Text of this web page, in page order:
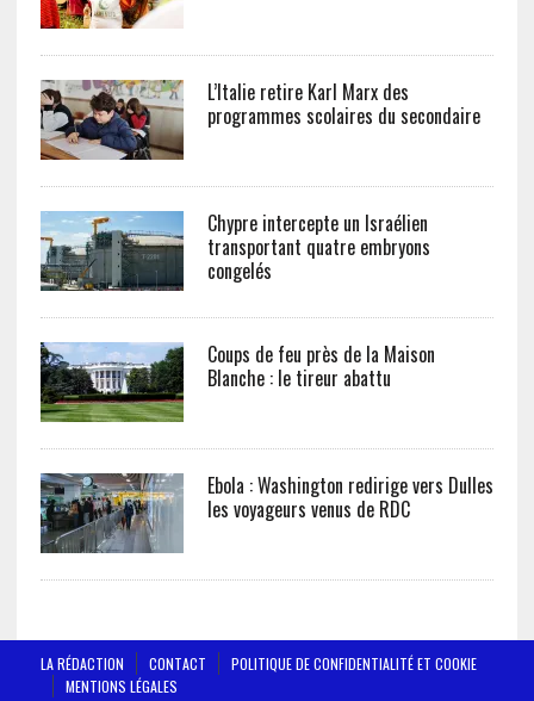
L’Italie retire Karl Marx des
programmes scolaires du secondaire
Chypre intercepte un Israélien
transportant quatre embryons
congelés
Coups de feu près de la Maison
Blanche : le tireur abattu
Ebola : Washington redirige vers Dulles
les voyageurs venus de RDC
LA RÉDACTION CONTACT
POLITIQUE DE CONFIDENTIALITÉ ET COOKIE
MENTIONS LÉGALES